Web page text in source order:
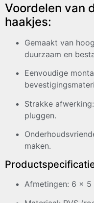
Voordelen van
haakjes:
Gemaakt van
duurzaam en
Eenvoudige
Strakke
pluggen.
maken.
Afmetingen: 6 x